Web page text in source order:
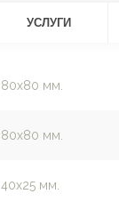
УСЛУГИ
80х80 мм.
80х80 мм.
40х25 мм.